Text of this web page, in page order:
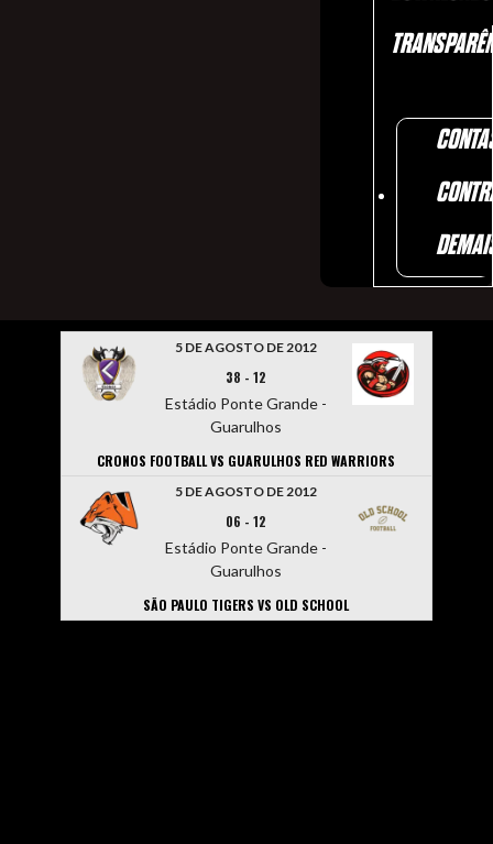
5 DE AGOSTO DE 2012
38 -12
Estádio Ponte Grande -
Guarulhos
CRONOS FOOTBALL VS GUARULHOS RED WARRIORS
5 DE AGOSTO DE 2012
06 -12
Estádio Ponte Grande -
Guarulhos
SÃO PAULO TIGERS VS OLD SCHOOL